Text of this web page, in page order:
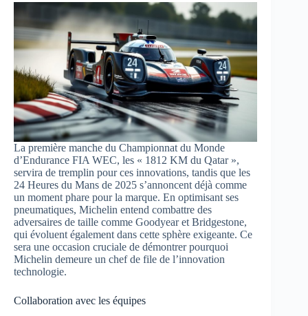
La première manche du Championnat du Monde
d’Endurance FIA WEC, les « 1812 KM du Qatar »,
servira de tremplin pour ces innovations, tandis que les
24 Heures du Mans de 2025 s’annoncent déjà comme
un moment phare pour la marque. En optimisant ses
pneumatiques, Michelin entend combattre des
adversaires de taille comme Goodyear et Bridgestone,
qui évoluent également dans cette sphère exigeante. Ce
sera une occasion cruciale de démontrer pourquoi
Michelin demeure un chef de file de l’innovation
technologie.
Collaboration avec les équipes